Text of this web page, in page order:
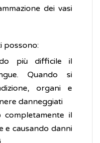
dei vasi
possono:
più difficile il
Quando si
organi e
danneggiati
completamente il
e causando danni